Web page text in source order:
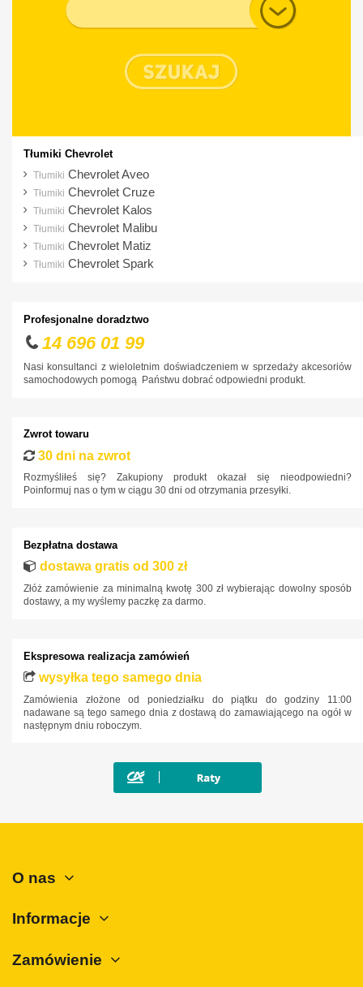
Dodge
DS
Fiat
Ford
Honda
Jaguar
Kia
Lancia
Land Rover
Maxus
Mazda
Mitsubishi
Nissan
Opel
Polestar
Porsche
Renault
Skoda
SsangYong
Tłumiki Chevrolet
Tłumiki Chevrolet Aveo
Tłumiki Chevrolet Cruze
Tłumiki Chevrolet Kalos
Tłumiki Chevrolet Malibu
Tłumiki Chevrolet Matiz
Tłumiki Chevrolet Spark
Profesjonalne doradztwo
14 696 01 99
Nasi konsultanci z wieloletnim doświadczeniem w sprzedaży akcesoriów
samochodowych pomogą Państwu dobrać odpowiedni produkt.
Zwrot towaru
30 dni na zwrot
Rozmyśliłeś się? Zakupiony produkt okazał się nieodpowiedni?
Poinformuj nas o tym w ciągu 30 dni od otrzymania przesyłki.
Bezpłatna dostawa
dostawa gratis od 300 zł
Złóż zamówienie za minimalną kwotę 300 zł wybierając dowolny sposób
dostawy, a my wyślemy paczkę za darmo.
Ekspresowa realizacja zamówień
wysyłka tego samego dnia
Zamówienia złożone od poniedziałku do piątku do godziny 11:00
nadawane są tego samego dnia z dostawą do zamawiającego na ogół w
następnym dniu roboczym.
O nas
Informacje
Zamówienie